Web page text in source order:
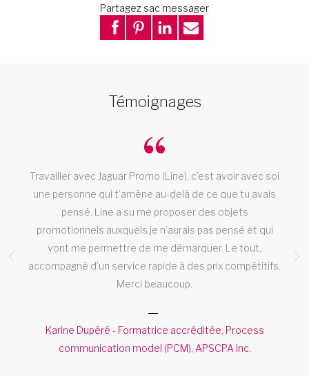
Partagez sac messager
Témoignages
Travailler avec Jaguar Promo (Line), c’est avoir avec soi
une personne qui t’amène au-delà de ce que tu avais
pensé. Line a su me proposer des objets
promotionnels auxquels je n’aurais pas pensé et qui
vont me permettre de me démarquer. Le tout,
accompagné d’un service rapide à des prix compétitifs.
Merci beaucoup.
Karine Dupéré - Formatrice accréditée, Process
communication model (PCM), APSCPA Inc.